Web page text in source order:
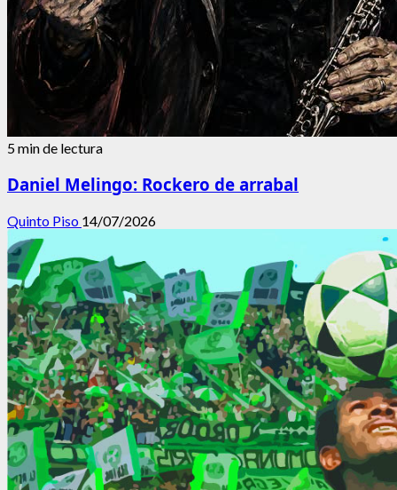
5 min de lectura
Daniel Melingo: Rockero de arrabal
Quinto Piso 14/07/2026